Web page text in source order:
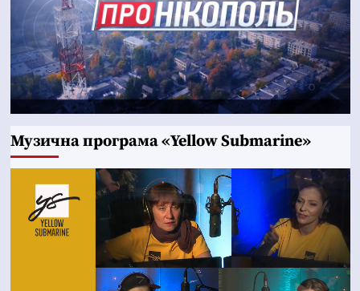
Музична програма «Yellow Submarine»